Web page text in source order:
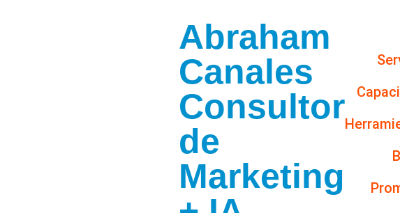
Abraham
Canales
Consultor
de
Marketing